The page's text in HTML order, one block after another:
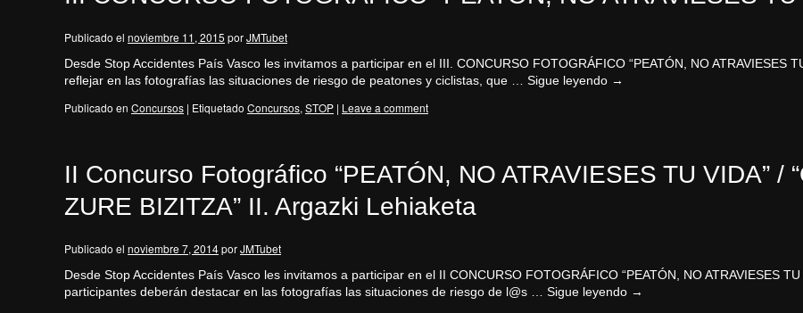
Publicado el noviembre 11, 2015 porJMTubet
Desde Stop Accidentes País Vasco les invitamos a participar en el III. CONCURSO FOTOGRÁFICO “PEATÓN, NO ATRAVIESES
reflejar en las fotografías las situaciones de riesgo de peatones y ciclistas, que … Sigue leyendo →
Publicado en Concursos | Etiquetado Concursos, STOP | Leave a comment
II Concurso Fotográfico “PEATÓN, NO ATRAVIESES TU VIDA” /
ZURE BIZITZA” II. Argazki Lehiaketa
Publicado el noviembre 7, 2014porJMTubet
Desde Stop Accidentes País Vasco les invitamos a participar en el II CONCURSO FOTOGRÁFICO “PEATÓN, NO ATRAVIESES
participantes deberán destacar en las fotografías las situaciones de riesgo de l@s … Sigue leyendo →